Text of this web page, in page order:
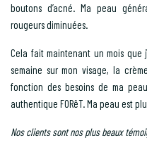
boutons d’acné. Ma peau
rougeurs diminuées.
Cela fait maintenant un mois que
semaine sur mon visage, la
fonction des besoins de ma
authentique FORêT. Ma peau est
Nos clients sont nos plus beaux